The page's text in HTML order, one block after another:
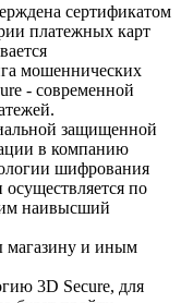
сертификатом
платежных карт
мошеннических
- современной
защищенной
в компанию
шифрования
по
наивысший
магазину и иным
3D Secure, для